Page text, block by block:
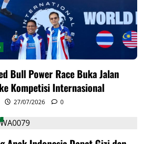
Bull Power Race Buka Jalan
Kompetisi Internasional
27/07/2026
0